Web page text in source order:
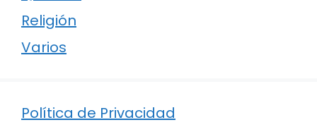
Religión
Varios
Política de Privacidad